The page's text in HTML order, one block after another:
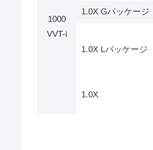
1000
VVT-i
1.0X Gパッケージ
1.0X Lパッケージ
1.0X